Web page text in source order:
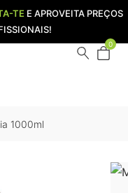
TE E APROVEITA PREÇOS
0
1000ml